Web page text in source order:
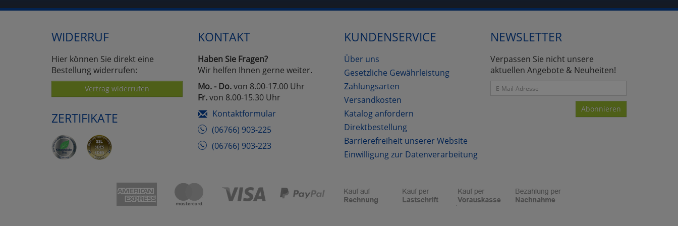
WIDERRUF
Hier können Sie direkt eine
Bestellung widerrufen:
Vertrag widerrufen
ZERTIFIKATE
KONTAKT
Haben Sie Fragen?
Wir helfen Ihnen gerne weiter.
Mo. - Do.von 8.00-17.00 Uhr
Fr.von 8.00-15.30 Uhr
Kontaktformular
(06766) 903-225
(06766) 903-223
KUNDENSERVICE
Über uns
Gesetzliche Gewährleistung
Zahlungsarten
Versandkosten
Katalog anfordern
Direktbestellung
Barrierefreiheit unserer Website
Einwilligung zur Datenverarbeitung
NEWSLETTER
Verpassen Sie nicht unsere
aktuellen Angebote & Neuheiten!
Abonnieren
Cookies
Alle Akzeptieren Cookies
Einstellungen speichern
zurückzu Haupptseite Zustimmung Datenverarbeitung (Seitenende)